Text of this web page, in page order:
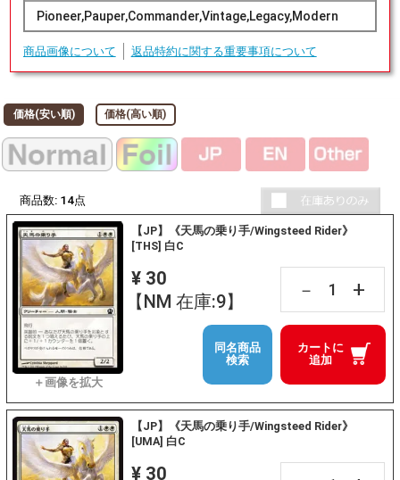
Pioneer,Pauper,Commander,Vintage,Legacy,Modern
商品画像について 返品特約に関する重要事項について
価格(安い順) 価格(高い順)
商品数: 14点
【JP】《天馬の乗り手/Wingsteed Rider》
[THS] 白C
¥ 30
【NM 在庫:9】
－ +
カートに
追加
同名商品
検索
【JP】《天馬の乗り手/Wingsteed Rider》
[UMA] 白C
¥ 30